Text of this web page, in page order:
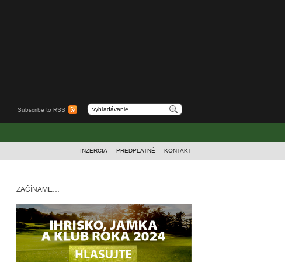
Subscribe to RSS
INZERCIA PREDPLATNÉ KONTAKT
ZAČÍNAME…